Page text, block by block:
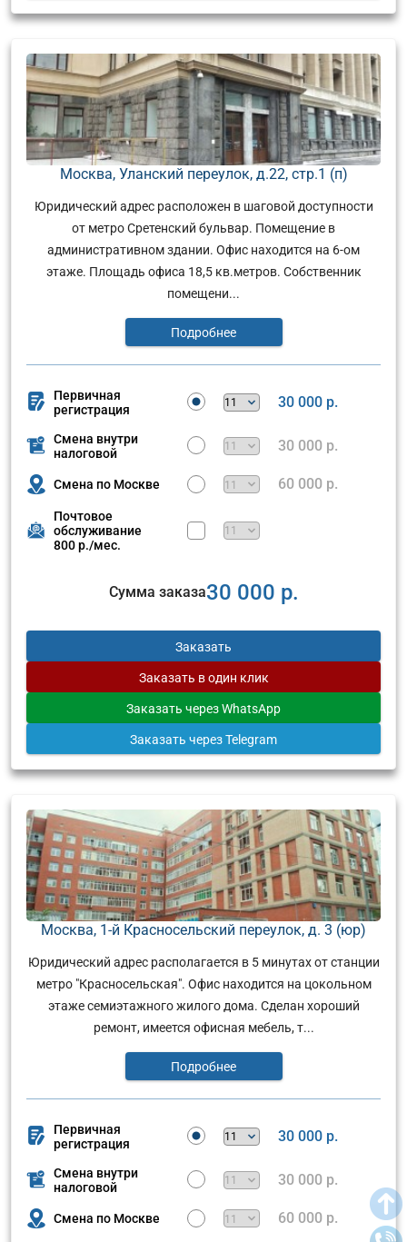
Москва, Уланский переулок, д.22, стр.1 (п)
Юридический адрес расположен в шаговой доступности
от метро Сретенский бульвар. Помещение в
административном здании. Офис находится на 6-ом
этаже. Площадь офиса 18,5 кв.метров. Собственник
помещени...
Подробнее
Первичная
регистрация
30 000 р.
Смена внутри
налоговой
30 000 р.
Смена по Москве 60 000 р.
Почтовое
обслуживание
800 р./мес.
Сумма заказа30 000 р.
Заказать
Заказать в один клик
Заказать через WhatsApp
Заказать через Telegram
Москва, 1-й Красносельский переулок, д. 3 (юр)
Юридический адрес располагается в 5 минутах от станции
метро "Красносельская". Офис находится на цокольном
этаже семиэтажного жилого дома. Сделан хороший
ремонт, имеется офисная мебель, т...
Подробнее
Первичная
регистрация
30 000 р.
Смена внутри
налоговой
30 000 р.
Смена по Москве 60 000 р.